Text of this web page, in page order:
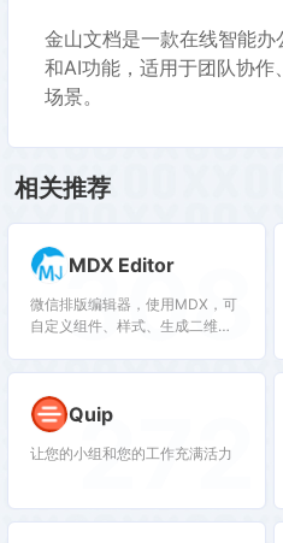
金山文档是一款在线智能
和AI功能，适用于团队协
场景。
相关推荐
MDX Editor
微信排版编辑器，使用MDX，可
自定义组件、样式、生成二维
markdown 和 PDF
308
Quip
让您的小组和您的工作充满活力
272